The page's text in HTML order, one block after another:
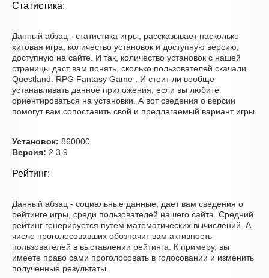
Статистика:
Данный абзац - статистика игры, рассказывает насколько
хитовая игра, количество установок и доступную версию,
доступную на сайте. И так, количество установок с нашей
страницы даст вам понять, сколько пользователей скачали
Questland: RPG Fantasy Game . И стоит ли вообще
устанавливать данное приложения, если вы любите
ориентироваться на установки. А вот сведения о версии
помогут вам сопоставить свой и предлагаемый вариант игры.
Установок: 860000
Версия: 2.3.9
Рейтинг:
Данный абзац - социальные данные, дает вам сведения о
рейтинге игры, среди пользователей нашего сайта. Средний
рейтинг генерируется путем математических вычислений. А
число проголосовавших обозначит вам активность
пользователей в выставлении рейтинга. К примеру, вы
имеете право сами проголосовать в голосовании и изменить
полученные результаты.